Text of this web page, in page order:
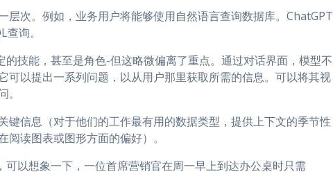
层次。例如，业务用户将能够使用自然语言查询数据库。ChatGPT
询。
的技能，甚至是角色-但这略微偏离了重点。通过对话界面，模型不
可以提出一系列问题，以从用户那里获取所需的信息。可以将其视
键信息（对于他们的工作最有用的数据类型，提供上下文的季节性
读图表或图形方面的偏好）。
可以想象一下，一位首席营销官在周一早上到达办公桌时只需